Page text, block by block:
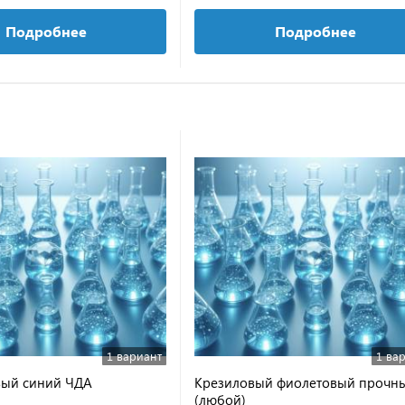
Подробнее Подробнее
1 вариант
синий ЧДА
1
Крезиловый фиолетовый
(любой)